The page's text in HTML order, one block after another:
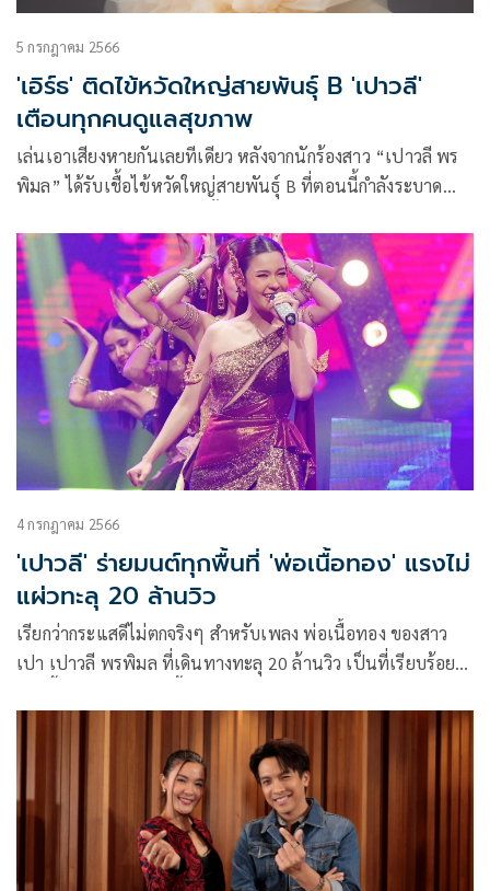
5 กรกฎาคม 2566
'เอิร์ธ' ติดไข้หวัดใหญ่สายพันธุ์ B 'เปาวลี'
เตือนทุกคนดูแลสุขภาพ
เล่นเอาเสียงหายกันเลยทีเดียว หลังจากนักร้องสาว “เปาวลี พร
พิมล” ได้รับเชื้อไข้หวัดใหญ่สายพันธุ์ B ที่ตอนนี้กำลังระบาด
อาการเจ็บเสียดแน่นหน้าอกหายใจเหนื่อย ตอนนี้อาการดีขึ้น
แล้วหลังจากได้รับการรักษา และการพักผ่อน
4 กรกฎาคม 2566
'เปาวลี' ร่ายมนต์ทุกพื้นที่ 'พ่อเนื้อทอง' แรงไม่
แผ่วทะลุ 20 ล้านวิว
เรียกว่ากระแสดีไม่ตกจริงๆ สำหรับเพลง พ่อเนื้อทอง ของสาว
เปา เปาวลี พรพิมล ที่เดินทางทะลุ 20 ล้านวิว เป็นที่เรียบร้อย
ช่องท่าง ตั้งแต่ออนไลน์ไปจนถึงหน้าเวที ที่ร้องตามกันได้อย่าง
ขึ้นมาเล่น จนเป็นกระแสตั้งแต่เริ่มปล่อยเพลงจนตอนนี้